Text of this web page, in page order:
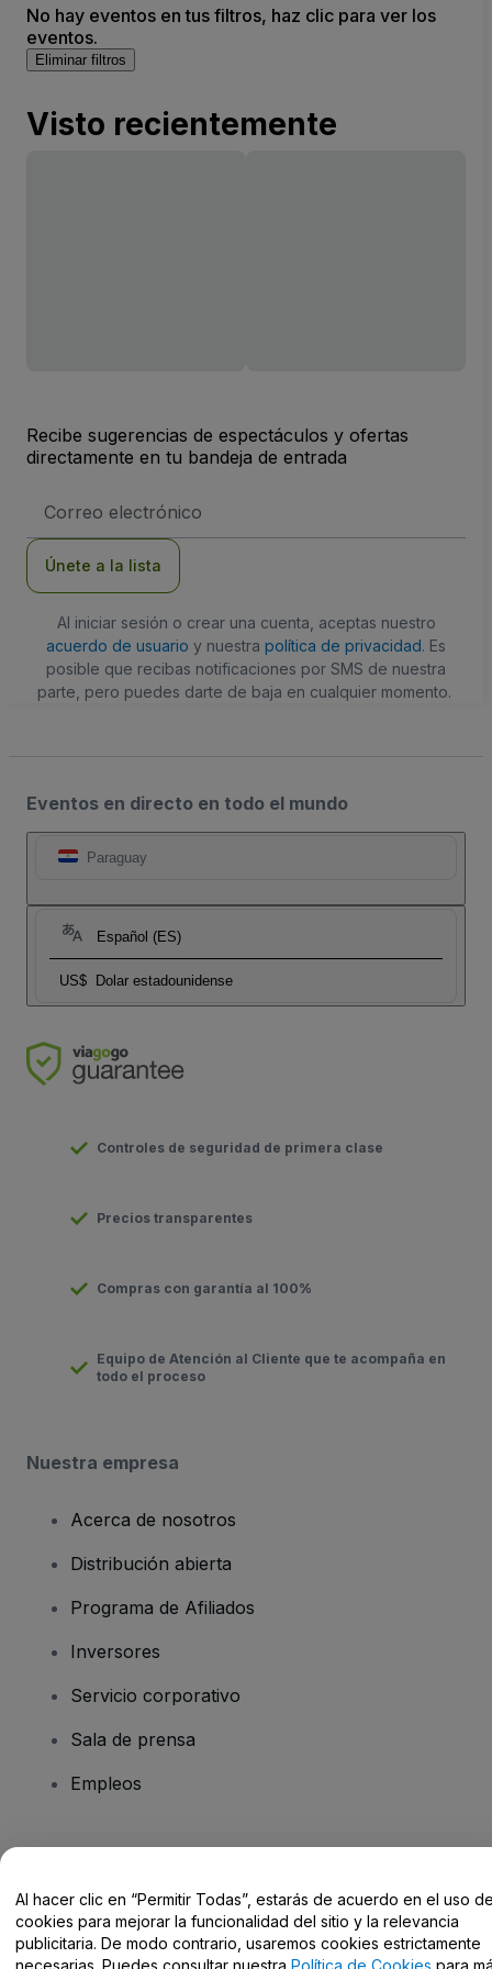
No hay eventos en tus filtros, haz clic para ver los
eventos.
Eliminar filtros
Visto recientemente
Recibe sugerencias de espectáculos y ofertas
directamente en tu bandeja de entrada
de
Únete a la lista
Al iniciar sesión o crear una cuenta, aceptas nuestro
acuerdo de usuario y nuestra política de privacidad. Es
posible que recibas notificaciones por SMS de nuestra
parte, pero puedes darte de baja en cualquier momento.
Eventos en directo en todo el mundo
Paraguay
Español (ES)
US$ Dolar estadounidense
Controles de seguridad de primera clase
Precios transparentes
Compras con garantía al 100%
Equipo de Atención al Cliente que te acompaña en
todo el proceso
Nuestra empresa
Acerca de nosotros
Distribución abierta
Programa de Afiliados
Inversores
Servicio corporativo
Sala de prensa
Empleos
Centro de Ayuda / Contacto
Al hacer clic en “Permitir Todas”, estarás de acuerdo en el uso
cookies para mejorar la funcionalidad del sitio y la relevancia
publicitaria. De modo contrario, usaremos cookies estrictamente
necesarias. Puedes consultar nuestra Política de Cookies para